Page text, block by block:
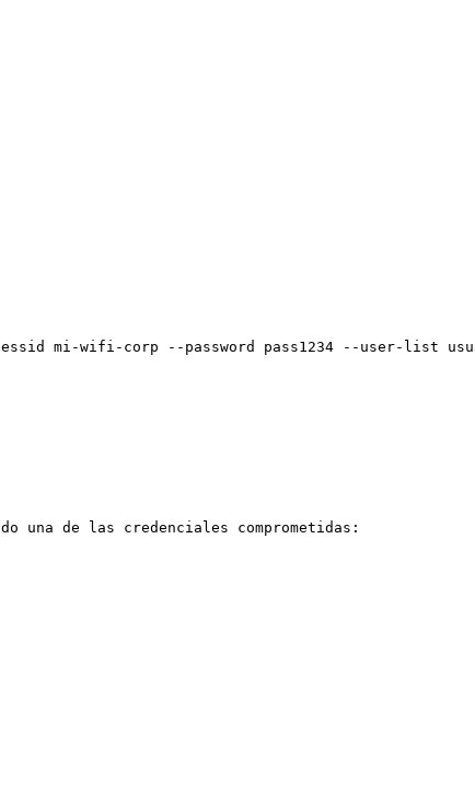
mi-wifi-corp --password pass1234 --user-list
de las credenciales comprometidas: